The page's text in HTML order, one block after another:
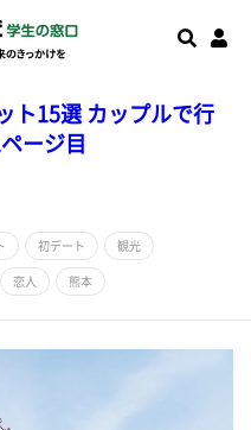
ト15選 カップルで行
ージ目
初デート 観光
恋人 熊本